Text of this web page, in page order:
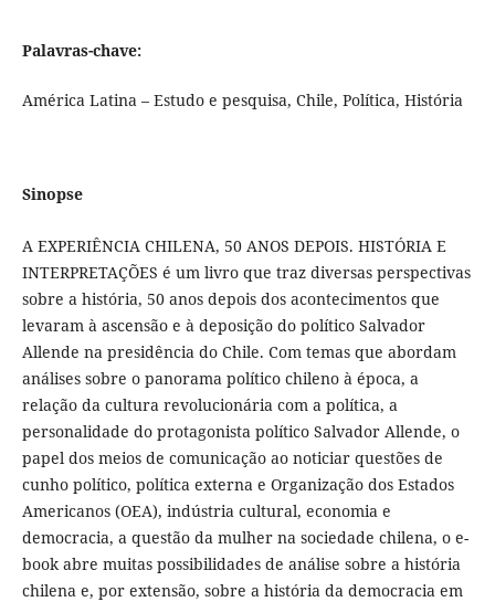
Palavras-chave:
América Latina – Estudo e pesquisa, Chile, Política, História
Sinopse
A EXPERIÊNCIA CHILENA, 50 ANOS DEPOIS. HISTÓRIA E
INTERPRETAÇÕES é um livro que traz diversas perspectivas
sobre a história, 50 anos depois dos acontecimentos que
levaram à ascensão e à deposição do político Salvador
Allende na presidência do Chile. Com temas que abordam
análises sobre o panorama político chileno à época, a
relação da cultura revolucionária com a política, a
personalidade do protagonista político Salvador Allende, o
papel dos meios de comunicação ao noticiar questões de
cunho político, política externa e Organização dos Estados
Americanos (OEA), indústria cultural, economia e
democracia, a questão da mulher na sociedade chilena, o e-
book abre muitas possibilidades de análise sobre a história
chilena e, por extensão, sobre a história da democracia em